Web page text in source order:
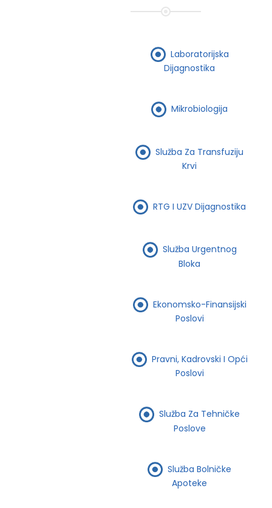
Laboratorijska
Dijagnostika
Mikrobiologija
Služba Za Transfuziju
Krvi
RTG I UZV Dijagnostika
Služba Urgentnog
Bloka
Ekonomsko-Finansijski
Poslovi
Pravni, Kadrovski I Opći
Poslovi
Služba Za Tehničke
Poslove
Služba Bolničke
Apoteke